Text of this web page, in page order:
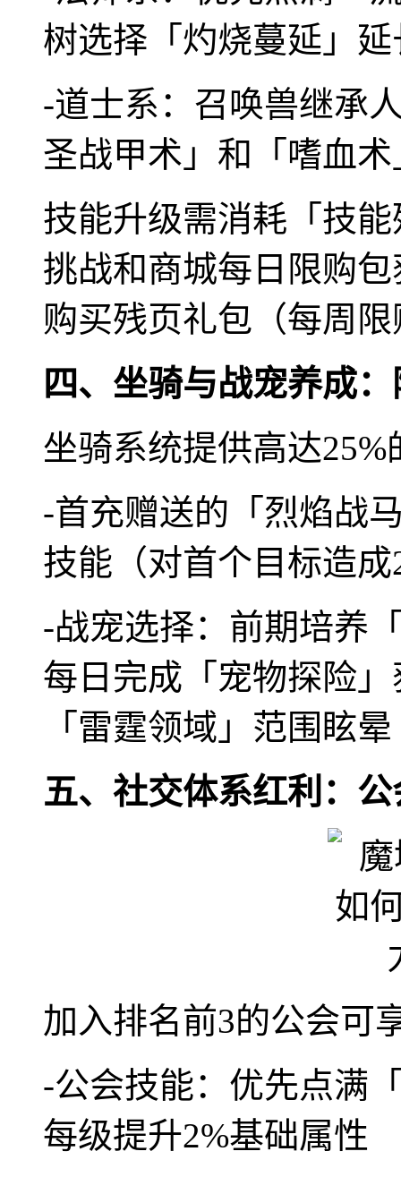
树选择「灼烧蔓延」
-道士系：召唤兽继承
圣战甲术」和「嗜血
技能升级需消耗「技
挑战和商城每日限购
购买残页礼包（每周
四、坐骑与战宠养成
坐骑系统提供高达
-首充赠送的「烈焰战
技能（对首个目标造成
-战宠选择：前期培养
每日完成「宠物探险
「雷霆领域」范围眩晕
五、社交体系红利：
加入排名前3的公会可
-公会技能：优先点满
每级提升2%基础属性